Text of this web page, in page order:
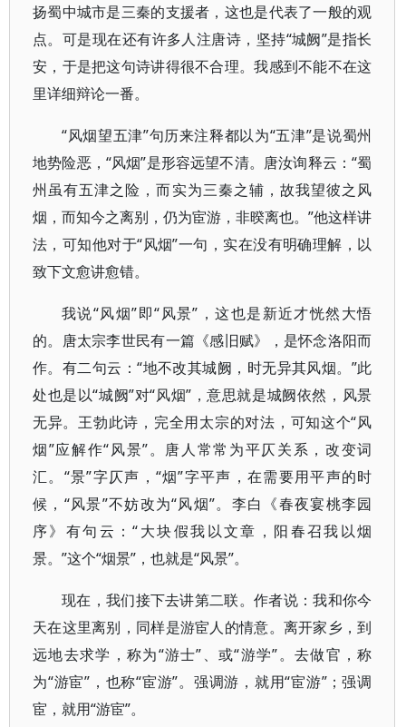
扬蜀中城市是三秦的支援者，这也是代表了一般的观
点。可是现在还有许多人注唐诗，坚持“城阙”是指长
安，于是把这句诗讲得很不合理。我感到不能不在这
里详细辩论一番。
“风烟望五津”句历来注释都以为“五津”是说蜀州
地势险恶，“风烟”是形容远望不清。唐汝询释云：“蜀
州虽有五津之险，而实为三秦之辅，故我望彼之风
烟，而知今之离别，仍为宦游，非暌离也。”他这样讲
法，可知他对于“风烟”一句，实在没有明确理解，以
致下文愈讲愈错。
我说“风烟”即“风景”，这也是新近才恍然大悟
的。唐太宗李世民有一篇《感旧赋》，是怀念洛阳而
作。有二句云：“地不改其城阙，时无异其风烟。”此
处也是以“城阙”对“风烟”，意思就是城阙依然，风景
无异。王勃此诗，完全用太宗的对法，可知这个“风
烟”应解作“风景”。唐人常常为平仄关系，改变词
汇。“景”字仄声，“烟”字平声，在需要用平声的时
候，“风景”不妨改为“风烟”。李白《春夜宴桃李园
序》有句云：“大块假我以文章，阳春召我以烟
景。”这个“烟景”，也就是“风景”。
现在，我们接下去讲第二联。作者说：我和你今
天在这里离别，同样是游宦人的情意。离开家乡，到
远地去求学，称为“游士”、或“游学”。去做官，称
为“游宦”，也称“宦游”。强调游，就用“宦游”；强调
宦，就用“游宦”。